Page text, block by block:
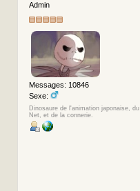
Admin
Messages: 10846
Sexe:
Dinosaure de l'animation japonaise, du
Net, et de la connerie.